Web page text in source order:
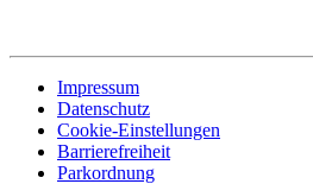
Impressum
Datenschutz
Cookie-Einstellungen
Barrierefreiheit
Parkordnung